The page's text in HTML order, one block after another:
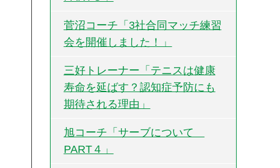
菅沼コーチ「3社合同マッチ練習
会を開催しました！」
三好トレーナー「テニスは健康
寿命を延ばす？認知症予防にも
期待される理由」
旭コーチ「サーブについて
PART４」